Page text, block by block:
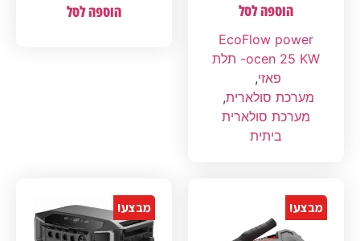
הוספה לסל
EcoFlow power
ocen 25 KW- תלת
פאזי,
מערכת סולארית,
מערכת סולארית
ביתית
הוספה לסל
מבצע! מבצע!